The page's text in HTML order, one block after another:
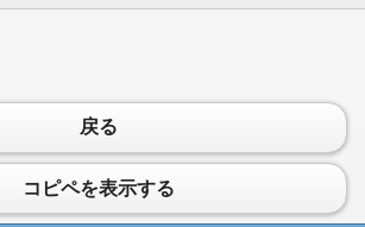
戻る
コピペを表示する